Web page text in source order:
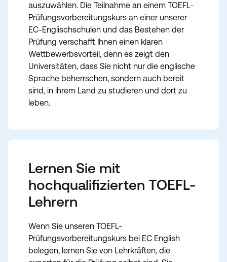
auszuwählen. Die Teilnahme an einem TOEFL-
Prüfungsvorbereitungskurs an einer unserer
EC-Englischschulen und das Bestehen der
Prüfung verschafft Ihnen einen klaren
Wettbewerbsvorteil, denn es zeigt den
Universitäten, dass Sie nicht nur die englische
Sprache beherrschen, sondern auch bereit
sind, in ihrem Land zu studieren und dort zu
leben.
Lernen Sie mit
hochqualifizierten TOEFL-
Lehrern
Wenn Sie unseren TOEFL-
Prüfungsvorbereitungskurs bei EC English
belegen, lernen Sie von Lehrkräften, die